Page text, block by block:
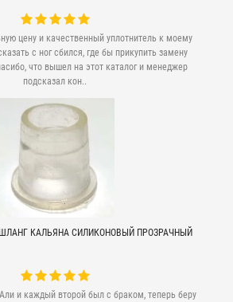
цену и качественный уплотнитель к моему
с ног сбился, где бы прикупить замену
что вышел на этот каталог и менеджер
подсказал кон..
КАЛЬЯНА СИЛИКОНОВЫЙ ПРОЗРАЧНЫЙ
и каждый второй был с браком, теперь беру